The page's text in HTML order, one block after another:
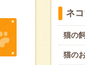
ネ
猫の
猫の